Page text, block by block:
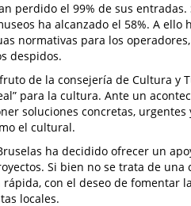
perdido el 99% de sus
ha alcanzado el 58%. A
normativas para los
despidos.
de la consejería de Cultura y
para la cultura. Ante un
soluciones concretas, urgentes
el cultural.
ha decidido ofrecer un
Si bien no se trata de
con el deseo de fomentar
locales.